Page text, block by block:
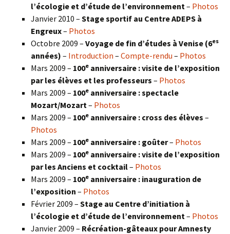
l’écologie et d’étude de l’environnement – Photos
Janvier 2010 – Stage sportif au Centre ADEPS à
Engreux– Photos
Octobre 2009 – Voyage de fin d’études à Venise (6es
années) – Introduction – Compte-rendu – Photos
Mars 2009 – 100e anniversaire : visite de l’exposition
par les élèves et les professeurs – Photos
Mars 2009 – 100e anniversaire : spectacle
Mozart/Mozart – Photos
Mars 2009 – 100e anniversaire : cross des élèves –
Photos
Mars 2009 – 100e anniversaire : goûter– Photos
Mars 2009 – 100e anniversaire : visite de l’exposition
par les Anciens et cocktail– Photos
Mars 2009 – 100e anniversaire : inauguration de
l’exposition – Photos
Février 2009 – Stage au Centre d’initiation à
l’écologie et d’étude de l’environnement – Photos
Janvier 2009 – Récréation-gâteaux pour Amnesty